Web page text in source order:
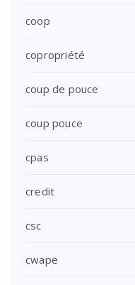
coop
copropriété
coup de pouce
coup pouce
cpas
credit
csc
cwape